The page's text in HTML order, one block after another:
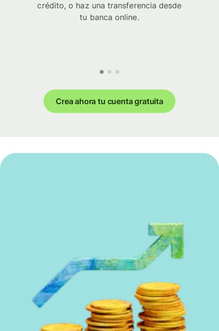
crédito, o haz una transferencia desde
tu banca online.
Crea ahora tu cuenta gratuita